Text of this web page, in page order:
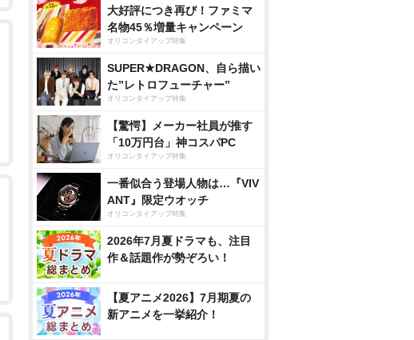
大好評につき再び！ファミマ
名物45％増量キャンペーン
オリコンタイアップ特集
SUPER★DRAGON、自ら描い
た”レトロフューチャー”
オリコンタイアップ特集
【驚愕】メーカー社員が推す
「10万円台」神コスパPC
オリコンタイアップ特集
一番似合う登場人物は…『VIV
ANT』限定ウオッチ
オリコンタイアップ特集
2026年7月夏ドラマも、注目
作＆話題作が勢ぞろい！
【夏アニメ2026】7月期夏の
新アニメを一挙紹介！